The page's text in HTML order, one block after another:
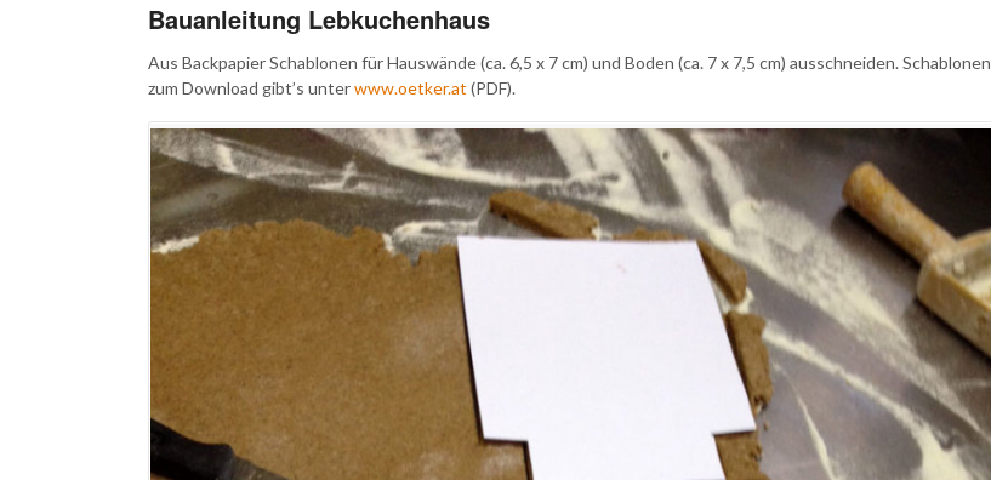
Bauanleitung Lebkuchenhaus
Aus Backpapier Schablonen für Hauswände (ca. 6,5 x 7 cm) und Boden (ca. 7 x 7,5 cm) ausschneiden. Schablonen
zum Download gibt’s unterwww.oetker.at (PDF).